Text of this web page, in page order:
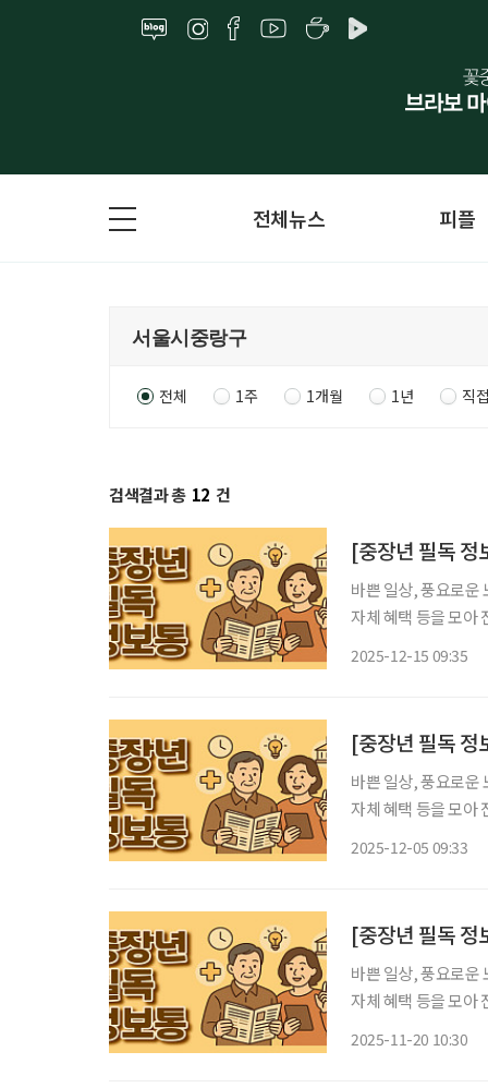
전체뉴스 피플
전체 1주 1개월 1년 직
검색결과 총 12 건
[중장년 필독 정
바쁜 일상, 풍요로운
자체 혜택 등을 모아 전달 드립니다. 중랑구, 세 번째
2025-12-15 09:35
바쁜 일상, 풍요로운
자체 혜택 등을 모아 전달 드립니다. 어르신의 ‘활기찬
2025-12-05 09:33
바쁜 일상, 풍요로운
자체 혜택 등을 모아 전달 드립니다. 파크골프장, 세대
2025-11-20 10:30